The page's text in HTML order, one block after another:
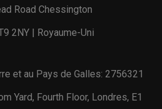
Road Chessington
2NY | Royaume-Uni
et au Pays de Galles: 2756321
Yard, Fourth Floor, Londres, E1